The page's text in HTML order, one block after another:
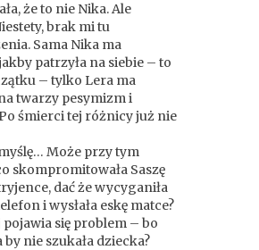
że to nie Nika. Ale
brak mi tu
Sama Nika ma
patrzyła na siebie – to
– tylko Lera ma
twarzy pesymizm i
śmierci tej różnicy już nie
Może przy tym
skompromitowała Saszę
dać że wycyganiła
i wysłała eskę matce?
się problem – bo
nie szukała dziecka?